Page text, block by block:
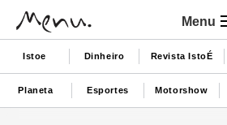
Menu
Istoe Dinheiro Revista IstoÉ
Planeta Esportes Motorshow